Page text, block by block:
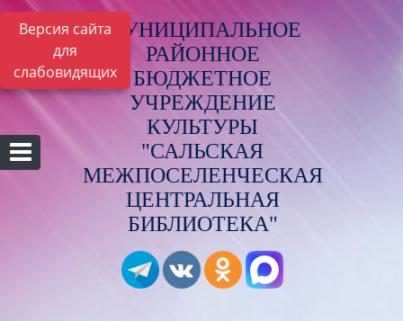
Версия сайта
для
слабовидящих
МУНИЦИПАЛЬНОЕ
РАЙОННОЕ
БЮДЖЕТНОЕ
УЧРЕЖДЕНИЕ
КУЛЬТУРЫ
"САЛЬСКАЯ
МЕЖПОСЕЛЕНЧЕСКАЯ
ЦЕНТРАЛЬНАЯ
БИБЛИОТЕКА"